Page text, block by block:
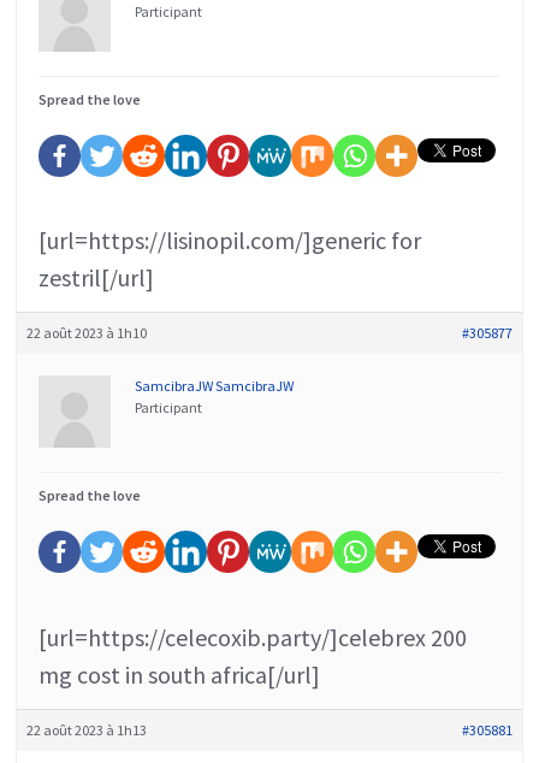
Participant
Spread the love
[url=https://lisinopil.com/]generic for
zestril[/url]
22 août 2023 à 1h10 #305877
SamcibraJW SamcibraJW
Participant
Spread the love
[url=https://celecoxib.party/]celebrex 200
mg cost in south africa[/url]
22 août 2023 à 1h13 #305881